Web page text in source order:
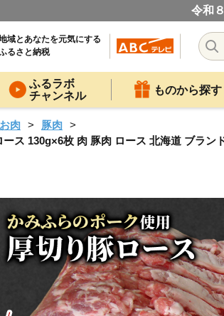
令和
域とあなたを元気にする
るさと納税
ふるラボ
チャンネル
ものから探す
お肉
豚肉
ス 130g×6枚 肉 豚肉 ロース 北海道 ブラ